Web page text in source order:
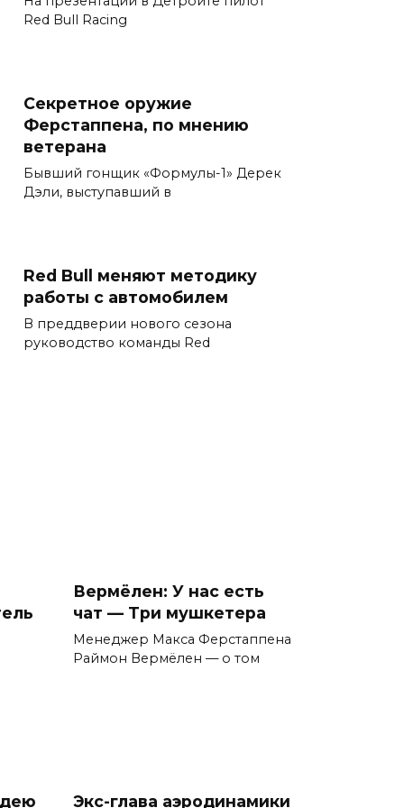
Red Bull Racing
Секретное оружие
Ферстаппена, по мнению
ветерана
Бывший гонщик «Формулы-1» Дерек
Дэли, выступавший в
Red Bull меняют методику
работы с автомобилем
В преддверии нового сезона
руководство команды Red
Вермёлен: У нас есть
чат — Три мушкетера
Менеджер Макса Ферстаппена
Раймон Вермёлен — о том
Экс-глава аэродинамики